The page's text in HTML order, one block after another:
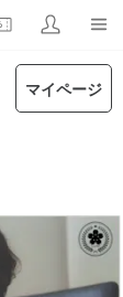
マイページ